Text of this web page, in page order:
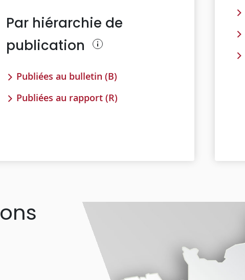
Par hiérarchie de
publication
Publiées au bulletin (B)
Publiées au rapport (R)